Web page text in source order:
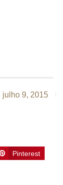
julho 9, 2015
Pinterest